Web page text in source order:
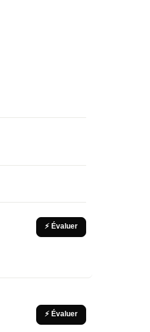
⚡ Évaluer
⚡ Évaluer